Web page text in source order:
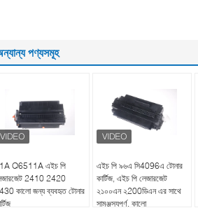
পণ্যসমূহ
Q6511A এইচ পি
2410 2420
কালো জন্য ব্যবহৃত টোনার
এইচ পি ৯৬এ সি4096এ টোনার
কার্টিজ, এইচ পি লেজারজেট
২১০০এন ২200ডিএন এর সাথে
সামঞ্জস্যপূর্ণ, কালো